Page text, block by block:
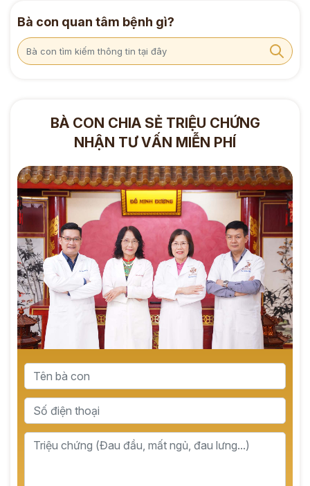
Bà con quan tâm bệnh gì?
BÀ CON CHIA SẺ TRIỆU CHỨNG
NHẬN TƯ VẤN MIỄN PHÍ